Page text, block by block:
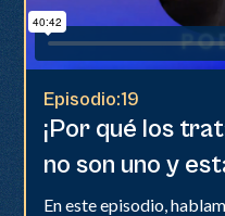
Episodio:19
¡Por qué los
no son uno y
En este episodio,